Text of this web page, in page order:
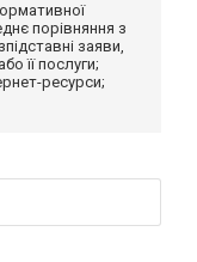
порівняння з
заяви,
її послуги;
ресурси;